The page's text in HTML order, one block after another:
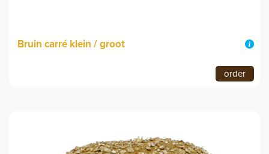
Bruin carré klein / groot
order